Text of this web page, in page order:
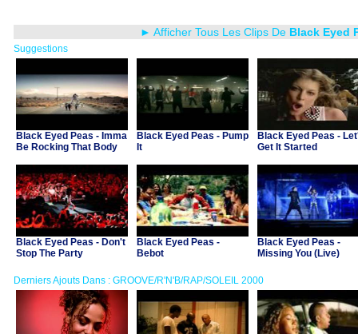
► Afficher Tous Les Clips De Black Eyed
Suggestions
Black Eyed Peas - Imma
Be Rocking That Body
Black Eyed Peas - Pump
It
Black Eyed Peas -
Get It Started
Black Eyed Peas - Don't
Stop The Party
Black Eyed Peas -
Bebot
Black Eyed Peas -
Missing You (Live)
Derniers Ajouts Dans : GROOVE/R'N'B/RAP/SOLEIL 2000